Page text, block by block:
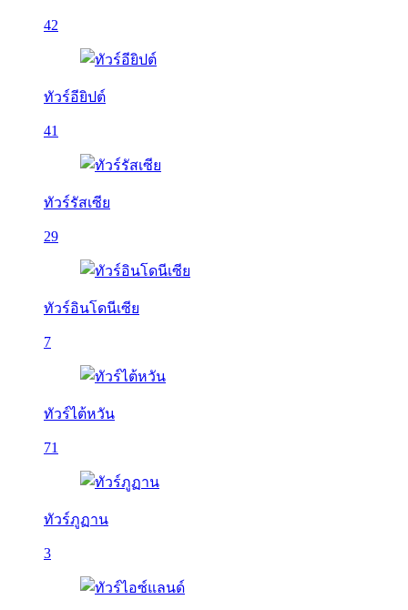
42
ทัวร์อียิปต์
41
ทัวร์รัสเซีย
29
ทัวร์อินโดนีเซีย
7
ทัวร์ไต้หวัน
71
ทัวร์ภูฏาน
3